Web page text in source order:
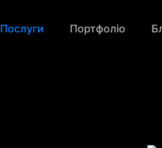
Послуги Портфоліо